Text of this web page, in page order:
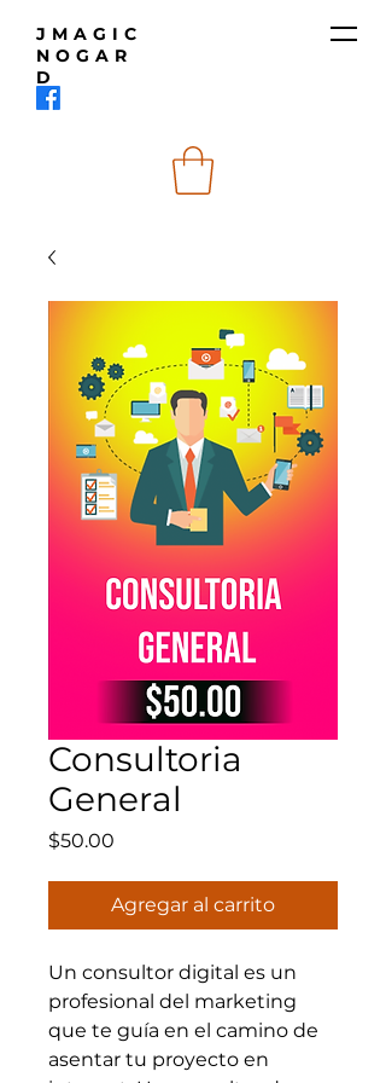
JMAGIC
NOGAR
D
Consultoria
General
$50.00
Agregar al carrito
Un consultor digital es un
profesional del marketing
que te guía en el camino de
asentar tu proyecto en